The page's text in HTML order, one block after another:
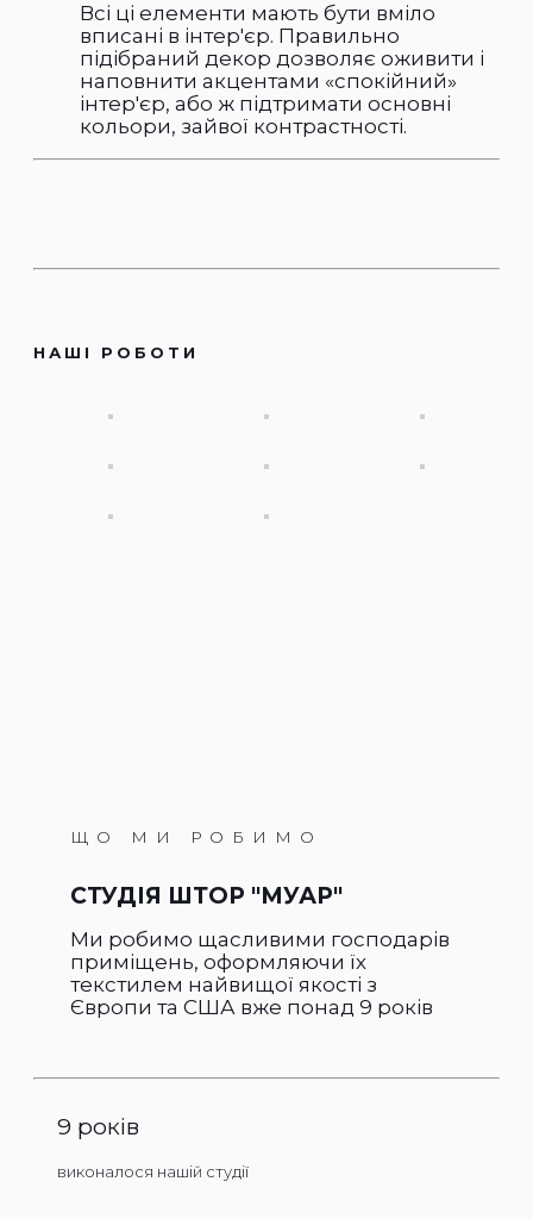
Всі ці елементи мають бути вміло
вписані в інтер'єр. Правильно
підібраний декор дозволяє оживити і
наповнити акцентами «спокійний»
інтер'єр, або ж підтримати основні
кольори, зайвої контрастності.
НАШІ РОБОТИ
ЩО МИ РОБИМО
СТУДІЯ ШТОР "МУАР"
Ми робимо щасливими господарів
приміщень, оформляючи їх
текстилем найвищої якості з
Європи та США вже понад 9 років
9 років
виконалося нашій студії